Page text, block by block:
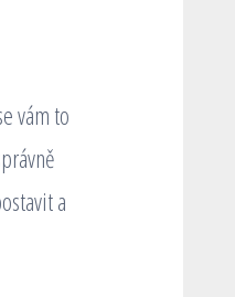
vám to
a